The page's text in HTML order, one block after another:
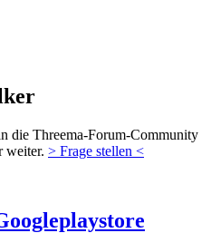
die Threema-Forum-Community
weiter. > Frage stellen <